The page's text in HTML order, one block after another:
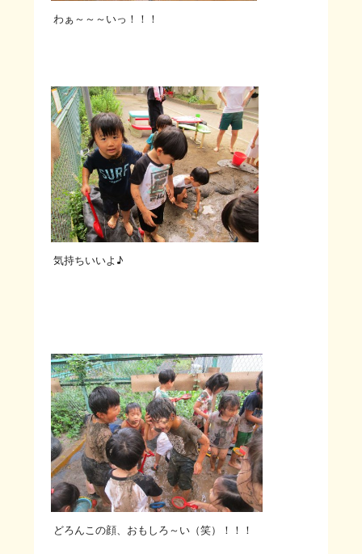
わぁ～～～いっ！！！
気持ちいいよ♪
どろんこの顔、おもしろ～い（笑）！！！